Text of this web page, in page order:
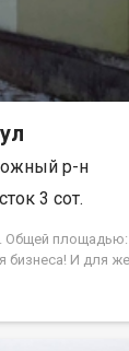
р-н
3 сот.
Общей площадью:
бизнеса! И для
дома из
Есть
под ипотеку